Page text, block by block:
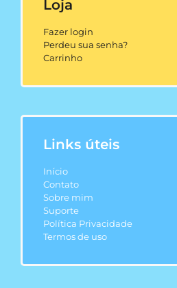
Loja
Fazer login
Perdeu sua senha?
Carrinho
Links úteis
Início
Contato
Sobre mim
Suporte
Política Privacidade
Termos de uso